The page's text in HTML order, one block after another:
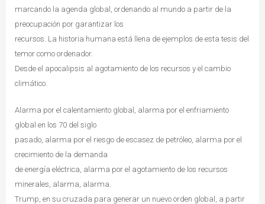
marcando la agenda global, ordenando al mundo a partir de la
preocupación por garantizar los
recursos. La historia humana está llena de ejemplos de esta tesis del
temor como ordenador.
Desde el apocalipsis al agotamiento de los recursos y el cambio
climático.
Alarma por el calentamiento global, alarma por el enfriamiento
global en los 70 del siglo
pasado, alarma por el riesgo de escasez de petróleo, alarma por el
crecimiento de la demanda
de energía eléctrica, alarma por el agotamiento de los recursos
minerales, alarma, alarma.
Trump, en su cruzada para generar un nuevo orden global, a partir